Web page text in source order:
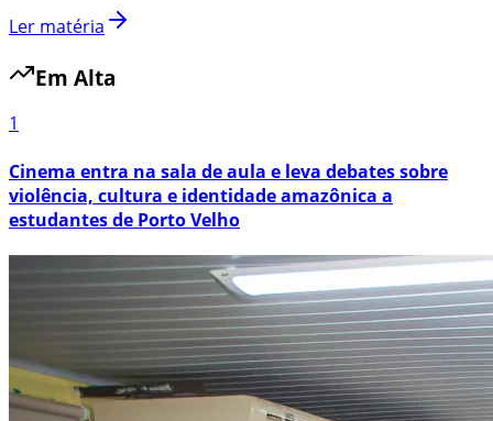
Ler matéria
Em Alta
1
Cinema entra na sala de aula e leva debates sobre
violência, cultura e identidade amazônica a
estudantes de Porto Velho